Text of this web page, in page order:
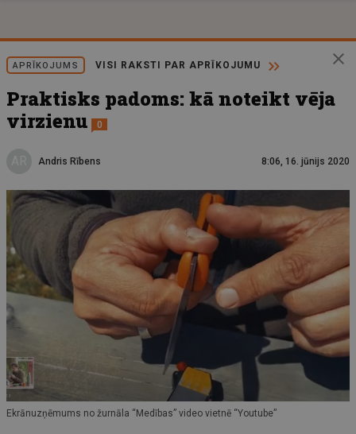
APRĪKOJUMS VISI RAKSTI PAR APRĪKOJUMU
Praktisks padoms: kā noteikt vēja
virzienu
0
Andris Rībens 8:06, 16. jūnijs 2020
Ekrānuzņēmums no žurnāla “Medības” video vietnē “Youtube”